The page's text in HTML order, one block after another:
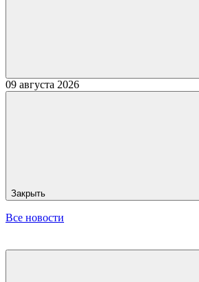
09 августа 2026
Закрыть
Все новости